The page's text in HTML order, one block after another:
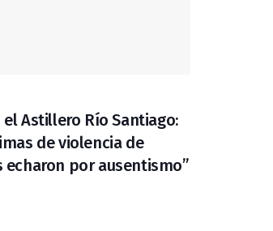
Astillero Río Santiago:
de violencia de
echaron por ausentismo”